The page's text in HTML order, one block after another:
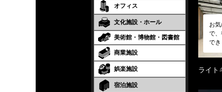
オフィス
文化施設・ホール
美術館・博物館・図書館
商業施設
娯楽施設
宿泊施設
お
で
で
ライト